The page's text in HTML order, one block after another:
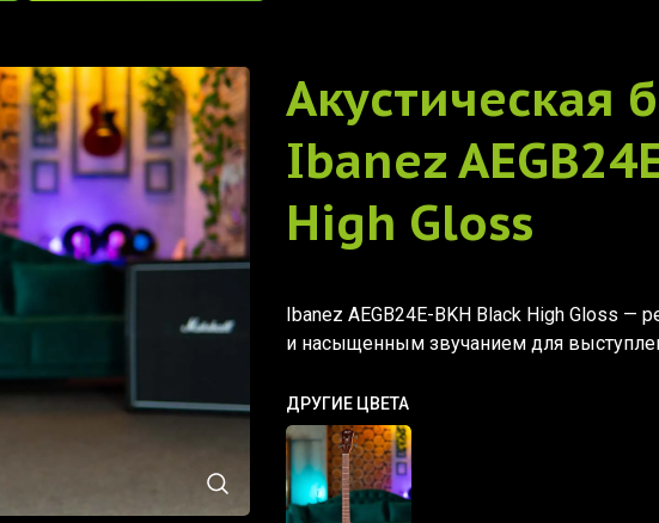
Акустическая
Ibanez
High Gloss
Ibanez AEGB24E-BKH Black High Gloss —
и насыщенным звучанием для
ДРУГИЕ ЦВЕТА